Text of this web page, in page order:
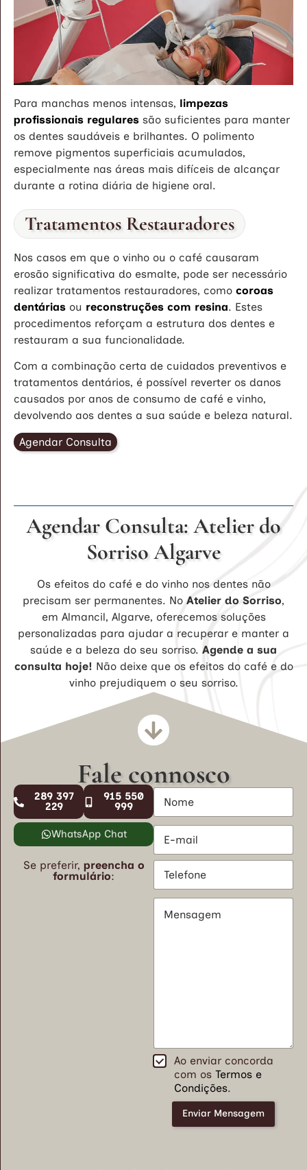
Para manchas menos intensas, limpezas
profissionais regulares são suficientes para manter
os dentes saudáveis e brilhantes. O polimento
remove pigmentos superficiais acumulados,
especialmente nas áreas mais difíceis de alcançar
durante a rotina diária de higiene oral.
Tratamentos Restauradores
Nos casos em que o vinho ou o café causaram
erosão significativa do esmalte, pode ser necessário
realizar tratamentos restauradores, como coroas
dentárias ou reconstruções com resina. Estes
procedimentos reforçam a estrutura dos dentes e
restauram a sua funcionalidade.
Com a combinação certa de cuidados preventivos e
tratamentos dentários, é possível reverter os danos
causados por anos de consumo de café e vinho,
devolvendo aos dentes a sua saúde e beleza natural.
Agendar Consulta
Agendar Consulta: Atelier do
Sorriso Algarve
Os efeitos do café e do vinho nos dentes não
precisam ser permanentes. No Atelier do Sorriso,
em Almancil, Algarve, oferecemos soluções
personalizadas para ajudar a recuperar e manter a
saúde e a beleza do seu sorriso. Agende a sua
consulta hoje! Não deixe que os efeitos do café e do
vinho prejudiquem o seu sorriso.
Fale connosco
289 397
229
915 550
999
WhatsApp Chat
Se preferir, preencha o
formulário:
N
m
e
*
E
m
a
*
l
T
Ao enviar concorda
com os Termos e
Condições.
Enviar Mensagem